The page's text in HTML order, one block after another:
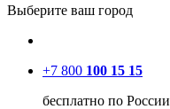
Выберите ваш город
+7 800 100 15 15
бесплатно по России